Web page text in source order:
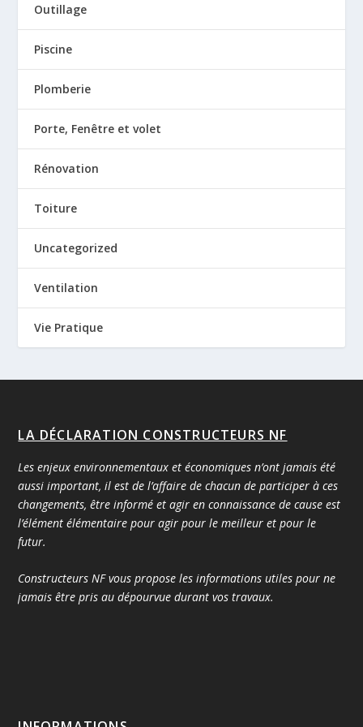
Outillage
Piscine
Plomberie
Porte, Fenêtre et volet
Rénovation
Toiture
Uncategorized
Ventilation
Vie Pratique
LA DÉCLARATION CONSTRUCTEURS NF
Les enjeux environnementaux et économiques n’ont jamais été
aussi important, il est de l’affaire de chacun de participer à ces
changements, être informé et agir en connaissance de cause est
l’élément élémentaire pour agir pour le meilleur et pour le
futur.
Constructeurs NF vous propose les informations utiles pour ne
jamais être pris au dépourvue durant vos travaux.